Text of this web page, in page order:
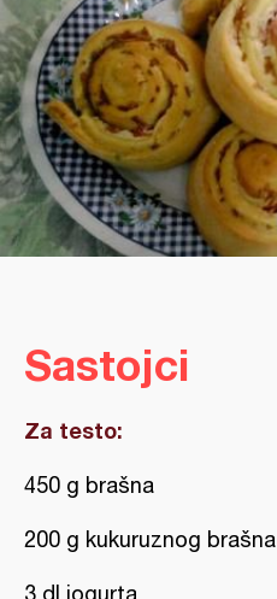
Sastojci
Za testo:
450 g brašna
200 g kukuruznog brašna
3 dl jogurta